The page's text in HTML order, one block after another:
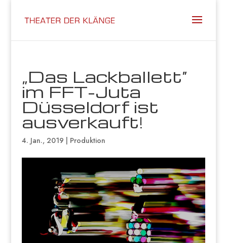
„Das Lackballett“
im FFT-Juta
Düsseldorf ist
ausverkauft!
4. Jan., 2019 Produktion